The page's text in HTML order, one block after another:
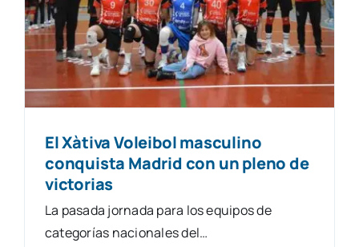
Natació
Gimnàstica
Motor
Esgrima
El Xàtiva Voleibol masculino
conquista Madrid con un pleno de
victorias
La pasada jornada para los equipos de
categorías nacionales del…